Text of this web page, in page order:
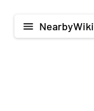
menu NearbyWiki